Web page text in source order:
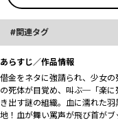
関連タグ
あらすじ／作品情報
借金をネタに強請られ、少女
の死体が目覚め、叫ぶ─「楽に
き出す謎の組織。血に濡れた
地！血が舞い罵声が飛び首がブ